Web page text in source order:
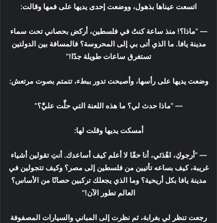
اتسعت عيناها بذهول، ووضعت إحدى يديها على فمها وقالت:
— “ماذا؟! منذ ساعة كنتُ في فلسطين، أركض بحصاني تحت سماء
مدينة يافا. ما الذي أتى بي إلى المحروسة؟ فالمسافة بين الدولتين
تستغرق ساعات طويلة جدًا!”
وضعت يديها على رأسها، وأصبحت تدور ببطء، تتمتم بصوت مرتعش:
— “ماذا حدث لي؟ ما هذه اللعنة التي حلَّت عليَّ؟”
أمسكت يديها وقلت لها:
— “أرجوكِ، اهْدَئي، أنا حقًا لا أعلم كيف أساعدك. أنتِ تقولين أشياء
غريبة، كيف بساعه تأتيين من فلسطين إلى مصر؟ وكيف تتجولين في
مدينة يافا بكل أريحية؟ وما الذي يجعلك تركبين حصانًا من الأساس؟
العالم تطور الآن!”
رجعت تنظر لي بغرابة، ثم نظرت إلى المباني والسيارات المصفوفة